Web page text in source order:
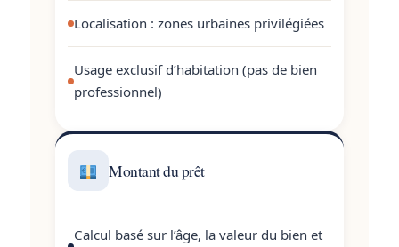
Localisation : zones urbaines privilégiées
Usage exclusif d’habitation (pas de bien
professionnel)
Montant du prêt
Calcul basé sur l’âge, la valeur du bien et